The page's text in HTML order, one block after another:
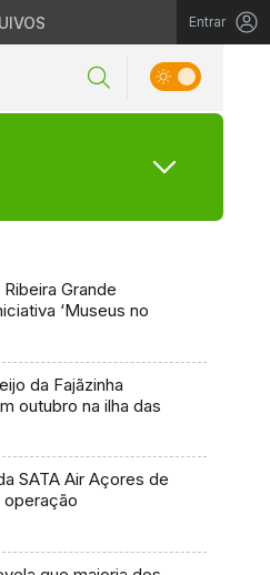
Entrar
Grande
‘Museus no
da Fajãzinha
outubro na ilha das
SATA Air Açores de